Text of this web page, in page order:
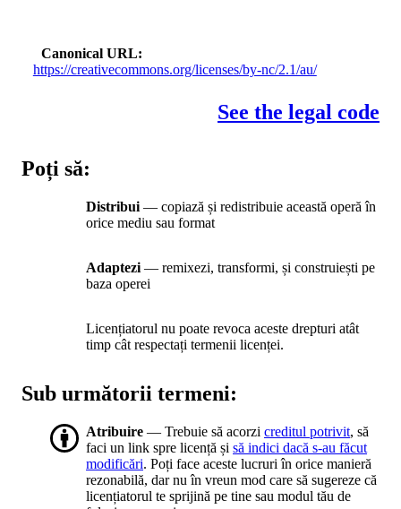
Canonical URL
https://creativecommons.org/licenses/by-nc/2.1/au/
See the legal code
Poți să:
Distribui — copiază și redistribuie această operă în
orice mediu sau format
Adaptezi — remixezi, transformi, și construiești pe
baza operei
Licențiatorul nu poate revoca aceste drepturi atât
timp cât respectați termenii licenței.
Sub următorii termeni:
Atribuire — Trebuie să acorzi creditul potrivit, să
faci un link spre licență și să indici dacă s-au făcut
modificări. Poți face aceste lucruri în orice manieră
rezonabilă, dar nu în vreun mod care să sugereze că
licențiatorul te sprijină pe tine sau modul tău de